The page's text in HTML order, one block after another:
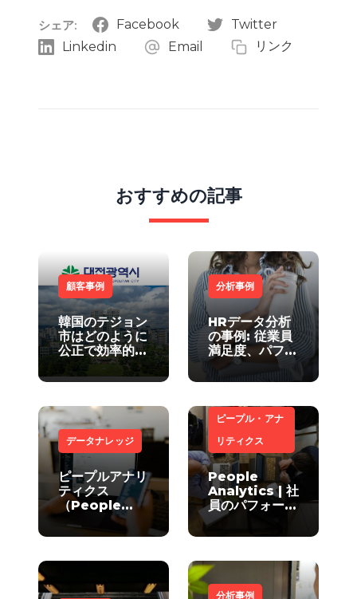
シェア: Facebook
Twitter
Linkedin
Email リンク
おすすめの記事
顧客事例
韓国のテジョン
市はどのように
公正で効率的な
人事分析システ
ムを構築したの
分析事例
HRデータ分析
の事例: 従業員
満足度、パフォ
ーマンススコア
の最適化ルール
データナレッジ
ピープルアナリ
ティクス
（People
Analytics）
とは何かと聞か
ピープル・アナ
リティクス
People
Analytics | 社
員のパフォーマ
ンスはデータで
どれだけ予測で
分析事例